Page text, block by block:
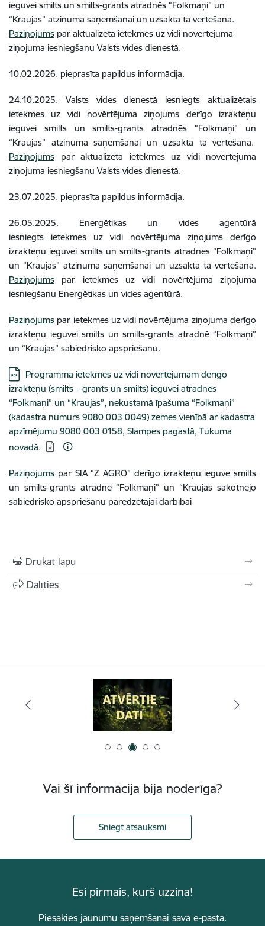
ieguvei smilts un smilts-grants atradnēs “Folkmaņi” un
“Kraujas" atzinuma saņemšanai un uzsākta tā vērtēšana.
Paziņojums par aktualizētā ietekmes uz vidi novērtējuma
ziņojuma iesniegšanu Valsts vides dienestā.
10.02.2026. pieprasīta papildus informācija.
24.10.2025. Valsts vides dienestā iesniegts aktualizētais
ietekmes uz vidi novērtējuma ziņojums derīgo izrakteņu
ieguvei smilts un smilts-grants atradnēs “Folkmaņi” un
“Kraujas" atzinuma saņemšanai un uzsākta tā vērtēšana.
Paziņojums par aktualizētā ietekmes uz vidi novērtējuma
ziņojuma iesniegšanu Valsts vides dienestā.
23.07.2025. pieprasīta papildus informācija.
26.05.2025. Enerģētikas un vides aģentūrā
iesniegts ietekmes uz vidi novērtējuma ziņojums derīgo
izrakteņu ieguvei smilts un smilts-grants atradnēs “Folkmaņi”
un “Kraujas" atzinuma saņemšanai un uzsākta tā vērtēšana.
Paziņojums par ietekmes uz vidi novērtējuma ziņojuma
iesniegšanu Enerģētikas un vides aģentūrā.
Paziņojums par ietekmes uz vidi novērtējuma ziņojuma derīgo
izrakteņu ieguvei smilts un smilts-grants atradnē “Folkmaņi”
un “Kraujas" sabiedrisko apspriešanu.
Lejupielādēt:
Programma ietekmes uz vidi novērtējumam derīgo
izrakteņu (smilts – grants un smilts) ieguvei atradnēs
“Folkmaņi” un “Kraujas”, nekustamā īpašuma “Folkmaņi”
(kadastra numurs 9080 003 0049) zemes vienībā ar kadastra
apzīmējumu 9080 003 0158, Slampes pagastā, Tukuma
novadā.
Paziņojums par SIA “Z AGRO” derīgo izrakteņu ieguve smilts
un smilts-grants atradnē “Folkmaņi” un “Kraujas sākotnējo
sabiedrisko apspriešanu paredzētajai darbībai
Drukāt lapu
Dalīties
Vai šī informācija bija noderīga?
Sniegt atsauksmi
Esi pirmais, kurš uzzina!
Piesakies jaunumu saņemšanai savā e-pastā.